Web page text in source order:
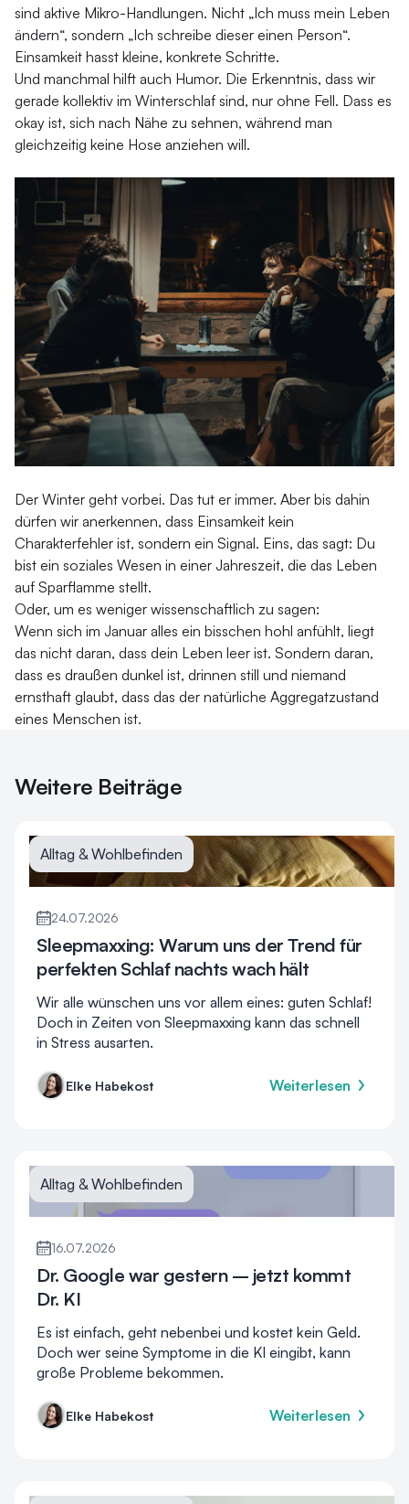
sind aktive Mikro-Handlungen. Nicht „Ich muss mein Leben
ändern“, sondern „Ich schreibe dieser einen Person“.
Einsamkeit hasst kleine, konkrete Schritte.
Und manchmal hilft auch Humor. Die Erkenntnis, dass wir
gerade kollektiv im Winterschlaf sind, nur ohne Fell. Dass es
okay ist, sich nach Nähe zu sehnen, während man
gleichzeitig keine Hose anziehen will.
Der Winter geht vorbei. Das tut er immer. Aber bis dahin
dürfen wir anerkennen, dass Einsamkeit kein
Charakterfehler ist, sondern ein Signal. Eins, das sagt: Du
bist ein soziales Wesen in einer Jahreszeit, die das Leben
auf Sparflamme stellt.
Oder, um es weniger wissenschaftlich zu sagen:
Wenn sich im Januar alles ein bisschen hohl anfühlt, liegt
das nicht daran, dass dein Leben leer ist. Sondern daran,
dass es draußen dunkel ist, drinnen still und niemand
ernsthaft glaubt, dass das der natürliche Aggregatzustand
eines Menschen ist.
Weitere Beiträge
Alltag & Wohlbefinden
24.07.2026
Sleepmaxxing: Warum uns der Trend für
perfekten Schlaf nachts wach hält
Wir alle wünschen uns vor allem eines: guten Schlaf!
Doch in Zeiten von Sleepmaxxing kann das schnell
in Stress ausarten.
Elke Habekost Weiterlesen
Alltag & Wohlbefinden
16.07.2026
Dr. Google war gestern – jetzt kommt
Dr. KI
Es ist einfach, geht nebenbei und kostet kein Geld.
Doch wer seine Symptome in die KI eingibt, kann
große Probleme bekommen.
Elke Habekost Weiterlesen